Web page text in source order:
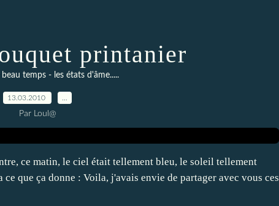
printanier
beau temps - les états d'âme.....
13.03.2010
Par Loul@
ce matin, le ciel était tellement bleu, le soleil tellement
que ça donne : Voila, j'avais envie de partager avec vous ces